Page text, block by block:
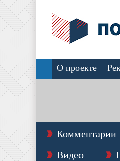
О проекте
Комментарии
Видео